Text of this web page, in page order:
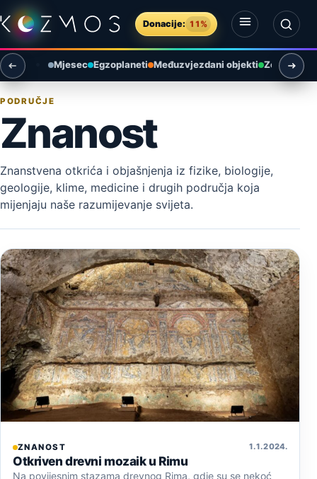
Preskoči na sadržaj
Donacije: 11%
Otvori izbornik
Otvori pretragu
Mjesec Egzoplaneti Međuzvjezdani objekti Zemlja i
PODRUČJE
Znanost
Znanstvena otkrića i objašnjenja iz fizike, biologije,
geologije, klime, medicine i drugih područja koja
mijenjaju naše razumijevanje svijeta.
ZNANOST 1. 1. 2024.
Otkriven drevni mozaik u Rimu
Na povijesnim stazama drevnog Rima, gdje su se nekoć